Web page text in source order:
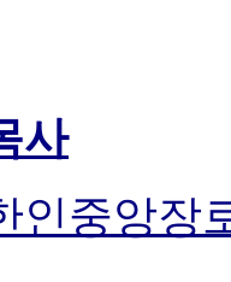
사
인중앙장